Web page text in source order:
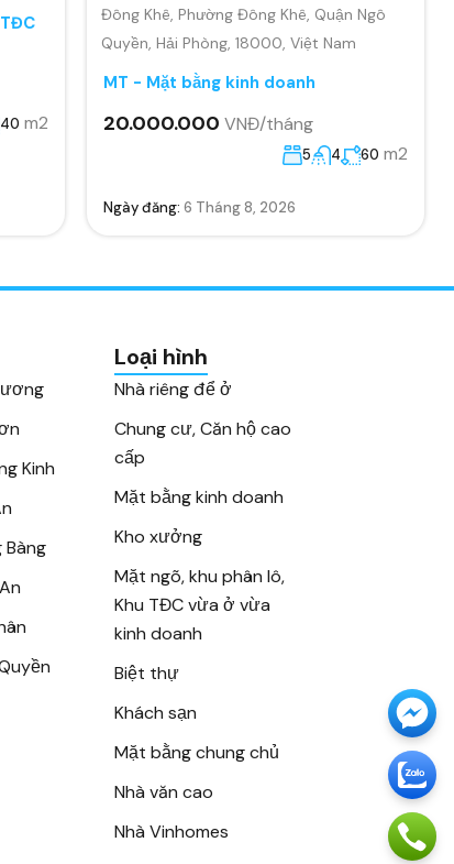
40 m2
Đông Khê, Phường Đông Khê, Quận Ngô
Quyền, Hải Phòng, 18000, Việt Nam
MT - Mặt bằng kinh doanh
20.000.000 VNĐ/tháng
5 4 60 m2
Ngày đăng: 6 Tháng 8, 2026
Kinh
Bàng
Loại hình
Nhà riêng để ở
Chung cư, Căn hộ cao
cấp
Mặt bằng kinh doanh
Kho xưởng
Mặt ngõ, khu phân lô,
Khu TĐC vừa ở vừa
kinh doanh
Biệt thự
Khách sạn
Mặt bằng chung chủ
Nhà văn cao
Nhà Vinhomes